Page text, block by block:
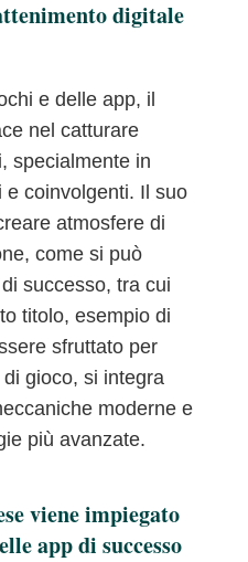
digitale
e delle app, il
nel catturare
specialmente in
e coinvolgenti. Il suo
atmosfere di
come si può
successo, tra cui
titolo, esempio di
sfruttato per
di gioco, si integra
moderne e
più avanzate.
viene impiegato
app di successo